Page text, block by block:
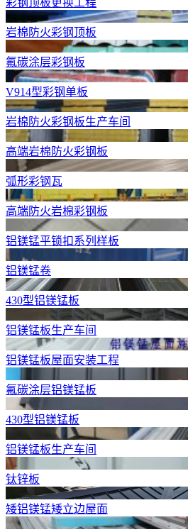
彩钢顶板更换工程
岩棉防火彩钢顶板
氟碳涂层彩钢板
V914型彩钢单板
岩棉防火彩钢板生产车间
高端岩棉防火彩钢板
弧形彩钢瓦
高端防火岩棉彩钢板
铝镁锰平锁扣系列样板
铝镁锰卷
430型铝镁锰板
铝镁锰板生产车间
铝镁锰板屋面安装工程
氟碳涂层铝镁锰板
430型铝镁锰板
铝镁锰板生产车间
钛锌板
矮铝镁锰矮立边屋面